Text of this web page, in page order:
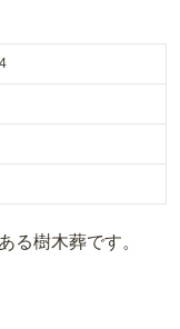
る樹木葬です。